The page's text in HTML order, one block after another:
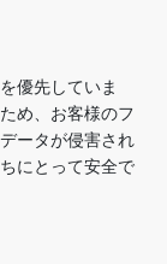
優先していま
め、お客様のフ
ータが侵害され
にとって安全で